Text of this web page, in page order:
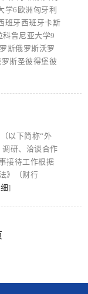
学6欧洲匈牙利
班牙西班牙卡斯
鲁尼亚大学9
斯俄罗斯沃罗
斯圣彼得堡彼
以下简称“外
研、洽谈合作
接待工作根据
》（财行
]